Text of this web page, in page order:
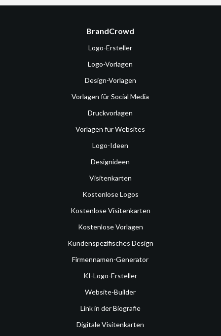
BrandCrowd
Logo-Ersteller
Logo-Vorlagen
Design-Vorlagen
Vorlagen für Social Media
Druckvorlagen
Vorlagen für Websites
Logo-Ideen
Designideen
Visitenkarten
Kostenlose Logos
Kostenlose Visitenkarten
Kostenlose Vorlagen
Kundenspezifisches Design
Firmennamen-Generator
KI-Logo-Ersteller
Website-Builder
Link in der Biografie
Digitale Visitenkarten